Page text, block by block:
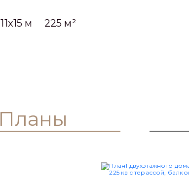
11x15 м 225 м²
Планы